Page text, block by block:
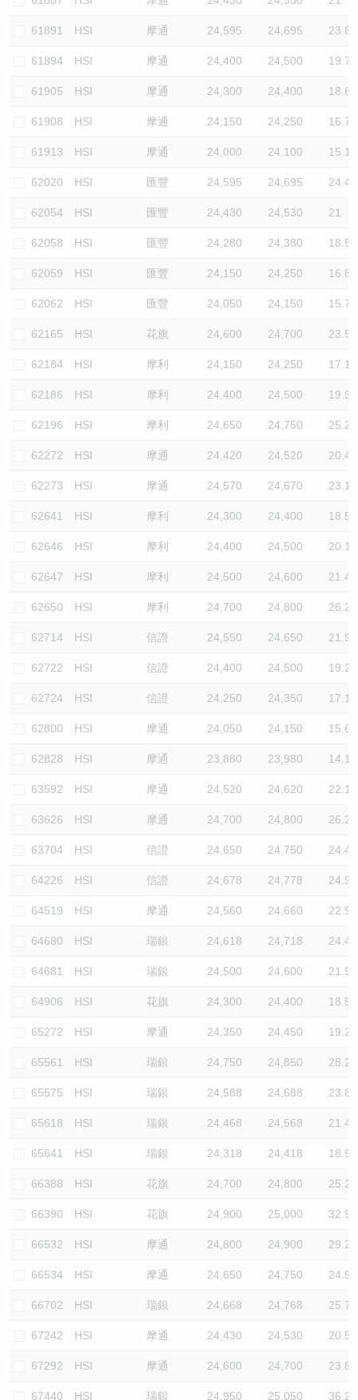
61891 HSI 摩通 24,595 24,695 23.8
61894 HSI 摩通 24,400 24,500 19.7
61905 HSI 摩通 24,300 24,400 18.6
61908 HSI 摩通 24,150 24,250 16.7
61913 HSI 摩通 24,000 24,100 15.1
62020 HSI 匯豐 24,595 24,695 24.4
62054 HSI 匯豐 24,430 24,530 21
62058 HSI 匯豐 24,280 24,380 18.5
62059 HSI 匯豐 24,150 24,250 16.8
62062 HSI 匯豐 24,050 24,150 15.7
62165 HSI 花旗 24,600 24,700 23.5
62184 HSI 摩利 24,150 24,250 17.1
62186 HSI 摩利 24,400 24,500 19.9
62196 HSI 摩利 24,650 24,750 25.2
62272 HSI 摩通 24,420 24,520 20.4
62273 HSI 摩通 24,570 24,670 23.1
62641 HSI 摩利 24,300 24,400 18.5
62646 HSI 摩利 24,400 24,500 20.1
62647 HSI 摩利 24,500 24,600 21.4
62650 HSI 摩利 24,700 24,800 26.2
62714 HSI 信證 24,550 24,650 21.9
62722 HSI 信證 24,400 24,500 19.2
62724 HSI 信證 24,250 24,350 17.1
62800 HSI 摩通 24,050 24,150 15.6
62828 HSI 摩通 23,880 23,980 14.1
63592 HSI 摩通 24,520 24,620 22.1
63626 HSI 摩通 24,700 24,800 26.2
63704 HSI 信證 24,650 24,750 24.4
64226 HSI 信證 24,678 24,778 24.9
64519 HSI 摩通 24,560 24,660 22.9
64680 HSI 瑞銀 24,618 24,718 24.4
64681 HSI 瑞銀 24,500 24,600 21.9
64906 HSI 花旗 24,300 24,400 18.5
65272 HSI 摩通 24,350 24,450 19.2
65561 HSI 瑞銀 24,750 24,850 28.2
65575 HSI 瑞銀 24,588 24,688 23.8
65618 HSI 瑞銀 24,468 24,568 21.4
65641 HSI 瑞銀 24,318 24,418 18.9
66388 HSI 花旗 24,700 24,800 25.2
66390 HSI 花旗 24,900 25,000 32.9
66532 HSI 摩通 24,800 24,900 29.2
66534 HSI 摩通 24,650 24,750 24.9
66702 HSI 瑞銀 24,668 24,768 25.7
67242 HSI 摩通 24,430 24,530 20.5
67292 HSI 摩通 24,600 24,700 23.8
67440 HSI 瑞銀 24,950 25,050 36.2